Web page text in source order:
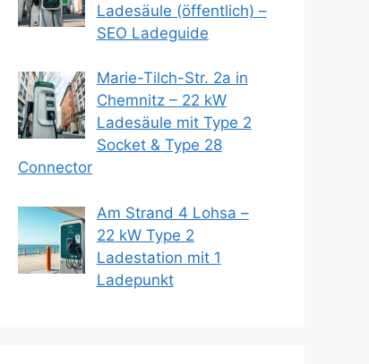
Ladesäule (öffentlich) –
SEO Ladeguide
Marie-Tilch-Str. 2a in
Chemnitz – 22 kW
Ladesäule mit Type 2
Socket & Type 28
Connector
Am Strand 4 Lohsa –
22 kW Type 2
Ladestation mit 1
Ladepunkt